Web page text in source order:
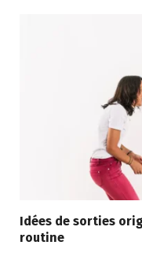
Idées de sorties
routine